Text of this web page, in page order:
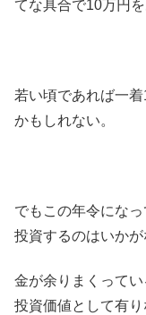
てな具合で10万円
若い頃であれば一
かもしれない。
でもこの年令にな
投資するのはいかが
金が余りまくってい
投資価値として有り